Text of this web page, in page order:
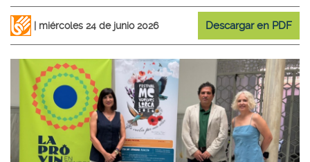
miércoles 24 de junio 2026 Descargar en PDF